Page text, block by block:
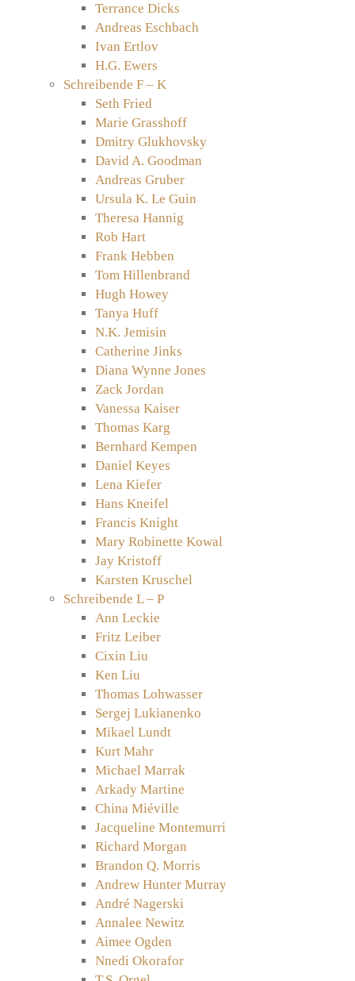
Terrance Dicks
Andreas Eschbach
Ivan Ertlov
H.G. Ewers
Schreibende F – K
Seth Fried
Marie Grasshoff
Dmitry Glukhovsky
David A. Goodman
Andreas Gruber
Ursula K. Le Guin
Theresa Hannig
Rob Hart
Frank Hebben
Tom Hillenbrand
Hugh Howey
Tanya Huff
N.K. Jemisin
Catherine Jinks
Diana Wynne Jones
Zack Jordan
Vanessa Kaiser
Thomas Karg
Bernhard Kempen
Daniel Keyes
Lena Kiefer
Hans Kneifel
Francis Knight
Mary Robinette Kowal
Jay Kristoff
Karsten Kruschel
Schreibende L – P
Ann Leckie
Fritz Leiber
Cixin Liu
Ken Liu
Thomas Lohwasser
Sergej Lukianenko
Mikael Lundt
Kurt Mahr
Michael Marrak
Arkady Martine
China Miéville
Jacqueline Montemurri
Richard Morgan
Brandon Q. Morris
Andrew Hunter Murray
André Nagerski
Annalee Newitz
Aimee Ogden
Nnedi Okorafor